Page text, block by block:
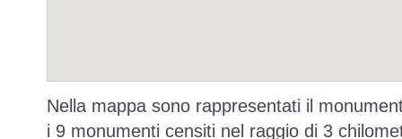
Nella mappa sono rappresentati il
i 9 monumenti censiti nel raggio di 3